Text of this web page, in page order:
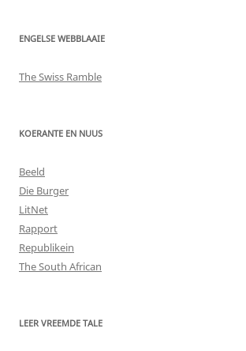
ENGELSE WEBBLAAIE
The Swiss Ramble
KOERANTE EN NUUS
Beeld
Die Burger
LitNet
Rapport
Republikein
The South African
LEER VREEMDE TALE